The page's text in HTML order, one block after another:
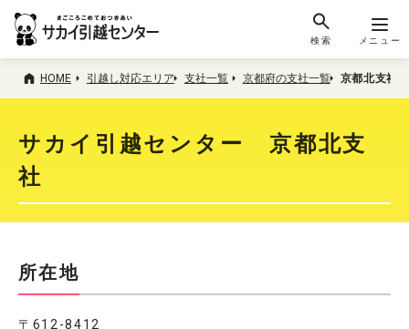
検索 メニュー
HOME 引越し対応エリア 支社一覧 京都府の支社一覧 京都北支社
サカイ引越センター 京都北支
社
所在地
〒612-8412